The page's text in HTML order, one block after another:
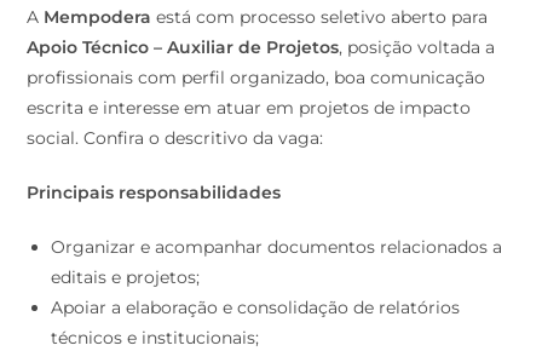
A Mempodera está com processo seletivo aberto para
Apoio Técnico – Auxiliar de Projetos, posição voltada a
profissionais com perfil organizado, boa comunicação
escrita e interesse em atuar em projetos de impacto
social. Confira o descritivo da vaga:
Principais responsabilidades
Organizar e acompanhar documentos relacionados a
editais e projetos;
Apoiar a elaboração e consolidação de relatórios
técnicos e institucionais;